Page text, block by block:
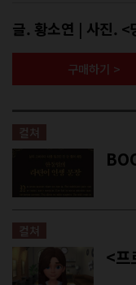
글. 황소연 | 사진. <
구매하기 >
컬쳐
컬쳐